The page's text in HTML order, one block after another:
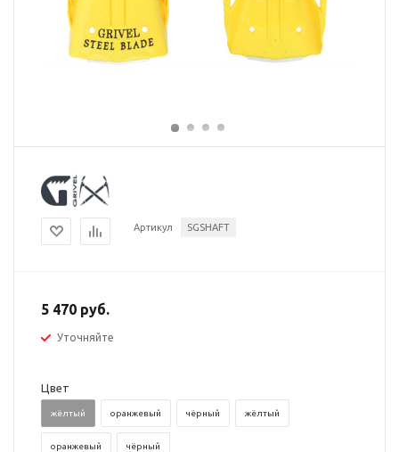
Артикул SGSHAFT
5 470 руб.
Уточняйте
Цвет
жёлтый оранжевый чёрный жёлтый
оранжевый чёрный